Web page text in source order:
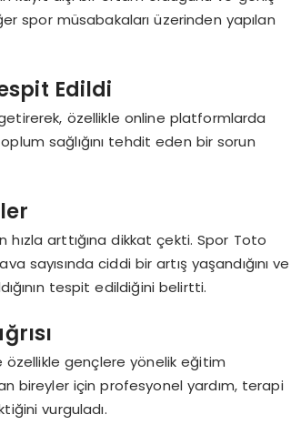
spor müsabakaları üzerinden yapılan
Edildi
getirerek, özellikle online platformlarda
sağlığını tehdit eden bir sorun
hızla arttığına dikkat çekti. Spor Toto
sayısında ciddi bir artış yaşandığını ve
tespit edildiğini belirtti.
özellikle gençlere yönelik eğitim
bireyler için profesyonel yardım, terapi
vurguladı.